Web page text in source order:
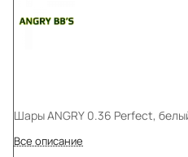
Шары ANGRY 0.36 Perfect,
Все описание